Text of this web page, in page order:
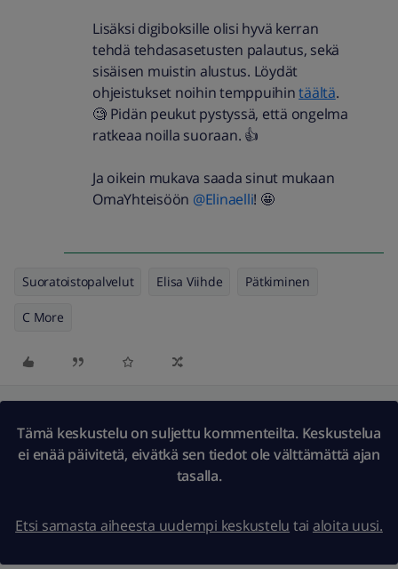
Lisäksi digiboksille olisi hyvä kerran
tehdä tehdasasetusten palautus, sekä
sisäisen muistin alustus. Löydät
ohjeistukset noihin temppuihintäältä.
🧐 Pidän peukut pystyssä, että ongelma
ratkeaa noilla suoraan. 👍
Ja oikein mukava saada sinut mukaan
OmaYhteisöön @Elinaelli! 🤩
Suoratoistopalvelut Elisa Viihde Pätkiminen
C More
Tämä keskustelu on suljettu kommenteilta. Keskustelua
ei enää päivitetä, eivätkä sen tiedot ole välttämättä ajan
tasalla.
Etsi samasta aiheesta uudempi keskustelu tai aloita uusi.